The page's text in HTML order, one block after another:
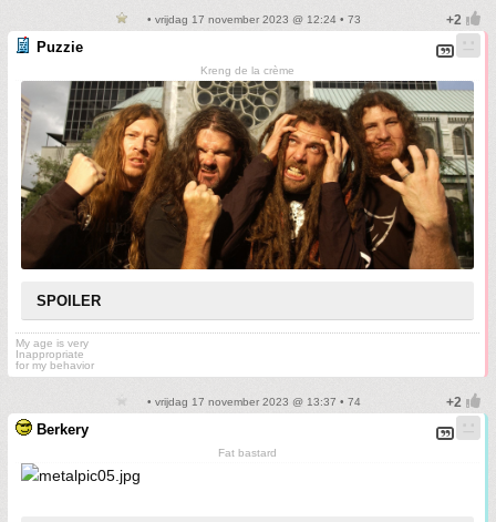
• vrijdag 17 november 2023 @ 12:24 • 73
Puzzie
Kreng de la crème
SPOILER
My age is very
Inappropriate
for my behavior
• vrijdag 17 november 2023 @ 13:37 • 74
Berkery
Fat bastard